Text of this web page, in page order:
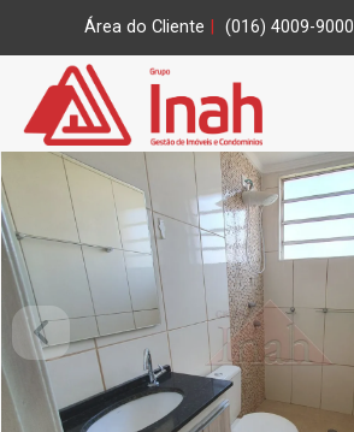
Área do Cliente (016) 4009-9000